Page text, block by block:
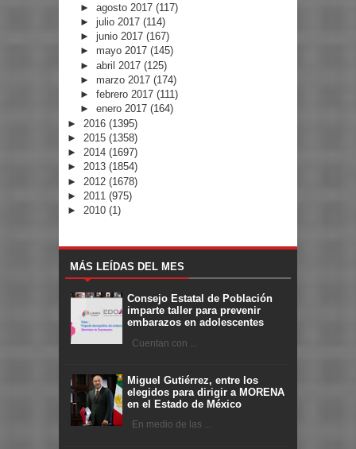
► agosto 2017 (117)
► julio 2017 (114)
► junio 2017 (167)
► mayo 2017 (145)
► abril 2017 (125)
► marzo 2017 (174)
► febrero 2017 (111)
► enero 2017 (164)
► 2016 (1395)
► 2015 (1358)
► 2014 (1697)
► 2013 (1854)
► 2012 (1678)
► 2011 (975)
► 2010 (1)
MÁS LEÍDAS DEL MES
Consejo Estatal de Población
imparte taller para prevenir
embarazos en adolescentes
Cuentan con ...
Miguel Gutiérrez, entre los
elegidos para dirigir a MORENA
en el Estado de México
En medio de las ...